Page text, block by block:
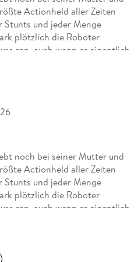
Actionheld aller Zeiten
Stunts und jeder Menge
plötzlich die Roboter
ran, auch wenn er eigentlich
meine Schüler ebenso. Es
immer wieder gerne in die
zu lesen oder auch mal
lebt genau davon. Dazu
und eine gute Portion
Comics mit Tempo und
auf alle Fälle empfehlen
noch bei seiner Mutter und
Actionheld aller Zeiten
Stunts und jeder Menge
plötzlich die Roboter
ran, auch wenn er eigentlich
in die Hand genommen